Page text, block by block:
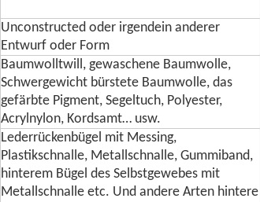
Unconstructed oder irgendein anderer
Entwurf oder Form
Baumwolltwill, gewaschene Baumwolle,
Schwergewicht bürstete Baumwolle, das
gefärbte Pigment, Segeltuch, Polyester,
Acrylnylon, Kordsamt… usw.
Lederrückenbügel mit Messing,
Plastikschnalle, Metallschnalle, Gummiband,
hinterem Bügel des Selbstgewebes mit
Metallschnalle etc. Und andere Arten hintere